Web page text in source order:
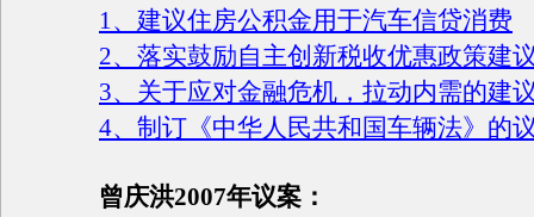
1、建议住房公积金用于汽车信贷消费
2、落实鼓励自主创新税收优惠政策建
3、关于应对金融危机，拉动内需的建
4、制订《中华人民共和国车辆法》的
曾庆洪2007年议案：